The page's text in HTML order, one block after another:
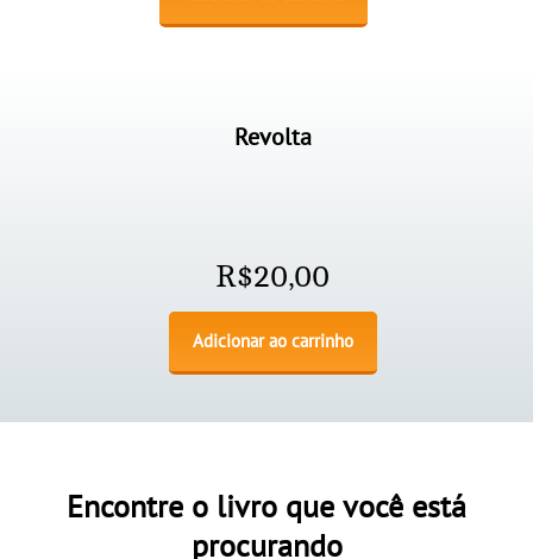
Revolta
R$20,00
Adicionar ao carrinho
Encontre o livro que você está
procurando